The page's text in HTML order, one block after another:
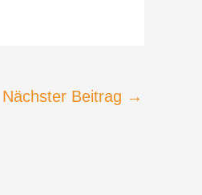
Nächster Beitrag →